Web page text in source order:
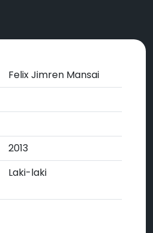
Felix Jimren Mansai
2013
Laki-laki